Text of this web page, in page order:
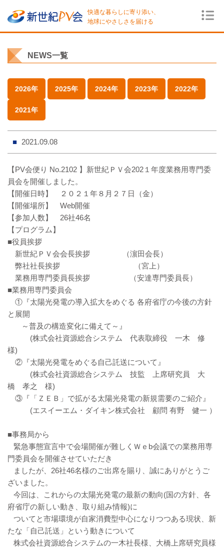
快適な暮らしに寄り添い、
地球にやさしさを届ける
NEWS一覧
2026年 2025年 2024年 2023年 2022年
2021年
2021.09.08
【PV会便り No.2102 】新世紀ＰＶ会202１年度業務用専門委
員会を開催しました。
【開催日時】 ２０２１年８月２７日（金）
【開催場所】 Web開催
【参加人数】 26社46名
【プログラム】
■役員挨拶
新世紀ＰＶ会会長挨拶 （濵田会長）
弊社社長挨拶 （宮上）
業務用専門委員長挨拶 （安達専門委員長）
■業務用専門委員会
①『太陽光発電の導入拡大をめぐる 各府省庁の今後の方針
と展開
～普及の構造変化に備えて～』
(株式会社資源総合システム 代表取締役 一木 修
様)
②『太陽光発電をめぐる自己託送について』
(株式会社資源総合システム 技監 上席研究員 大
橋 孝之 様)
③『「ＺＥＢ」で拡がる太陽光発電の新規需要のご紹介』
(エスイーエム・ダイキン株式会社 顧問 有野 健一 ）
■事務局から
緊急事態宣言中で会場開催が難しくＷｅb会議での業務用専
門委員会を開催させていただき
ましたが、26社46名様のご出席を賜り、誠にありがとうご
ざいました。
今回は、これからの太陽光発電の最新の動向(国の方針、各
府省庁の新しい動き、取り組み情報)に
ついてと市場環境が自家消費型中心になりつつある現状、新
たな「自己託送」という動きについて
株式会社資源総合システムの一木社長様、大橋上席研究員様